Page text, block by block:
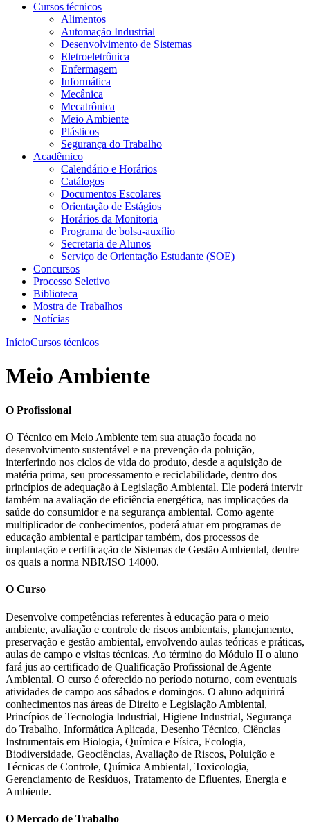
Cursos técnicos
Alimentos
Automação Industrial
Desenvolvimento de Sistemas
Eletroeletrônica
Enfermagem
Informática
Mecânica
Mecatrônica
Meio Ambiente
Plásticos
Segurança do Trabalho
Acadêmico
Calendário e Horários
Catálogos
Documentos Escolares
Orientação de Estágios
Horários da Monitoria
Programa de bolsa-auxílio
Secretaria de Alunos
Serviço de Orientação Estudante (SOE)
Concursos
Processo Seletivo
Biblioteca
Mostra de Trabalhos
Notícias
InícioCursos técnicos
Meio Ambiente
O Profissional
O Técnico em Meio Ambiente tem sua atuação focada no
desenvolvimento sustentável e na prevenção da poluição,
interferindo nos ciclos de vida do produto, desde a aquisição de
matéria prima, seu processamento e reciclabilidade, dentro dos
princípios de adequação à Legislação Ambiental. Ele poderá intervir
também na avaliação de eficiência energética, nas implicações da
saúde do consumidor e na segurança ambiental. Como agente
multiplicador de conhecimentos, poderá atuar em programas de
educação ambiental e participar também, dos processos de
implantação e certificação de Sistemas de Gestão Ambiental, dentre
os quais a norma NBR/ISO 14000.
O Curso
Desenvolve competências referentes à educação para o meio
ambiente, avaliação e controle de riscos ambientais, planejamento,
preservação e gestão ambiental, envolvendo aulas teóricas e práticas,
aulas de campo e visitas técnicas. Ao término do Módulo II o aluno
fará jus ao certificado de Qualificação Profissional de Agente
Ambiental. O curso é oferecido no período noturno, com eventuais
atividades de campo aos sábados e domingos. O aluno adquirirá
conhecimentos nas áreas de Direito e Legislação Ambiental,
Princípios de Tecnologia Industrial, Higiene Industrial, Segurança
do Trabalho, Informática Aplicada, Desenho Técnico, Ciências
Instrumentais em Biologia, Química e Física, Ecologia,
Biodiversidade, Geociências, Avaliação de Riscos, Poluição e
Técnicas de Controle, Química Ambiental, Toxicologia,
Gerenciamento de Resíduos, Tratamento de Efluentes, Energia e
Ambiente.
O Mercado de Trabalho